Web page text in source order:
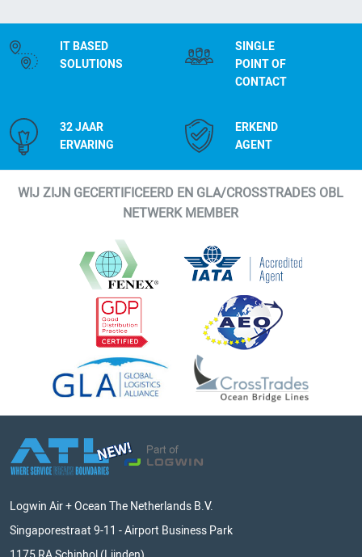
IT BASED
SOLUTIONS
SINGLE
POINT OF
CONTACT
32 JAAR
ERVARING
ERKEND
AGENT
WIJ ZIJN GECERTIFICEERD EN GLA/CROSSTRADES OBL
NETWERK MEMBER
Logwin Air + Ocean The Netherlands B.V.
Singaporestraat 9-11 - Airport Business Park
1175 RA Schiphol (Lijnden)